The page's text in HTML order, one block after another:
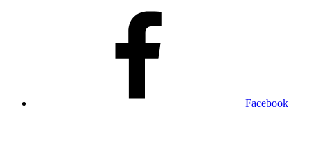
Facebook